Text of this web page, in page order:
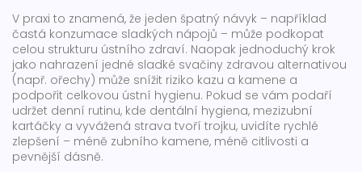
V praxi to znamená, že jeden špatný návyk – například
častá konzumace sladkých nápojů – může podkopat
celou strukturu ústního zdraví. Naopak jednoduchý krok
jako nahrazení jedné sladké svačiny zdravou alternativou
(např. ořechy) může snížit riziko kazu a kamene a
podpořit celkovou ústní hygienu. Pokud se vám podaří
udržet denní rutinu, kde dentální hygiena, mezizubní
kartáčky a vyvážená strava tvoří trojku, uvidíte rychlé
zlepšení – méně zubního kamene, méně citlivosti a
pevnější dásně.